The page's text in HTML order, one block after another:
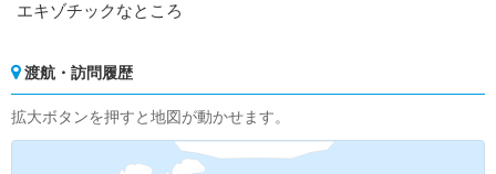
エキゾチックなところ
渡航・訪問履歴
拡大ボタンを押すと地図が動かせます。